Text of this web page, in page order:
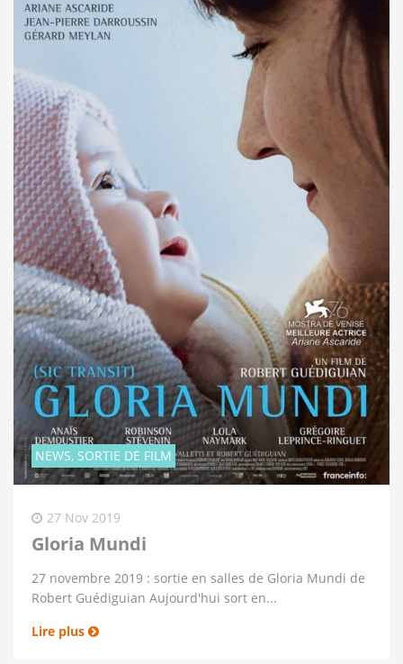
NEWS, SORTIE DE FILM
27 Nov 2019
Gloria Mundi
27 novembre 2019 : sortie en salles de Gloria Mundi de
Robert Guédiguian Aujourd'hui sort en...
Lire plus